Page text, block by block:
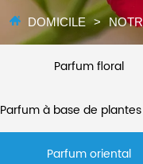
DOMICILE >
Parfum floral
Parfum à base de
Parfum oriental